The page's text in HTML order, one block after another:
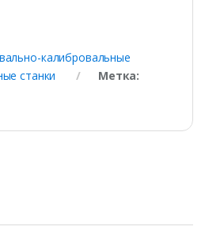
калибровальные
станки
Метка: